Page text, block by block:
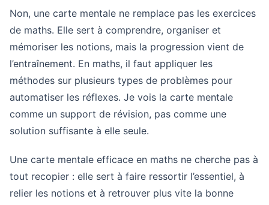
Non, une carte mentale ne remplace pas les exercices
de maths. Elle sert à comprendre, organiser et
mémoriser les notions, mais la progression vient de
l’entraînement. En maths, il faut appliquer les
méthodes sur plusieurs types de problèmes pour
automatiser les réflexes. Je vois la carte mentale
comme un support de révision, pas comme une
solution suffisante à elle seule.
Une carte mentale efficace en maths ne cherche pas à
tout recopier : elle sert à faire ressortir l’essentiel, à
relier les notions et à retrouver plus vite la bonne